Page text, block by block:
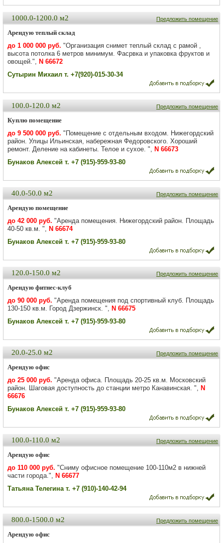
Предложить помещение
1000.0-1200.0 м2
Арендую теплый склад
до 1 000 000 руб. "Организация снимет теплый склад с рамой ,
высота потолка 6 метров минимум. Фасрвка и упаковка фруктов и
овощей.", N 66672
Сутырин Михаил т. +7(920)-015-30-34
Предложить помещение
100.0-120.0 м2
Куплю помещение
до 9 500 000 руб. "Помещение с отдельным входом. Нижегордский
район. Улицы Ильинская, набережная Федоровского. Хороший
ремонт. Деление на кабинеты. Телое и сухое. ", N 66673
Бунаков Алексей т. +7 (915)-959-93-80
Предложить помещение
40.0-50.0 м2
Арендую помещение
до 42 000 руб. "Аренда помещения. Нижегордский район. Площадь
40-50 кв.м. ", N 66674
Бунаков Алексей т. +7 (915)-959-93-80
Предложить помещение
120.0-150.0 м2
Арендую фитнес-клуб
до 90 000 руб. "Аренда помещения под спортивный клуб. Площадь
130-150 кв.м. Город Дзержинск. ", N 66675
Бунаков Алексей т. +7 (915)-959-93-80
Предложить помещение
20.0-25.0 м2
Арендую офис
до 25 000 руб. "Аренда офиса. Площадь 20-25 кв.м. Московский
район. Шаговая доступность до станции метро Канавинская. ", N
66676
Бунаков Алексей т. +7 (915)-959-93-80
Предложить помещение
100.0-110.0 м2
Арендую офис
до 110 000 руб. "Сниму офисное помещение 100-110м2 в нижней
части города.", N 66677
Татьяна Телегина т. +7 (910)-140-42-94
Предложить помещение
800.0-1500.0 м2
Арендую офис